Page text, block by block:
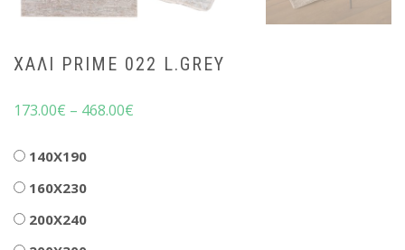
ΧΑΛΊ PRIME 022 L.GREY
173.00€ – 468.00€
140X190
160X230
200X240